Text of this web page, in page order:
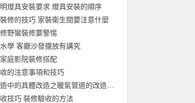
燈具安裝要求 燈具安裝的順序
修的技巧 家裝衛生間要注意什麼
野蠻裝修要警惕
學 客廳沙發擺放有講究
庭影院裝修搭配
的注意事項和技巧
技巧 裝修驗收的方法